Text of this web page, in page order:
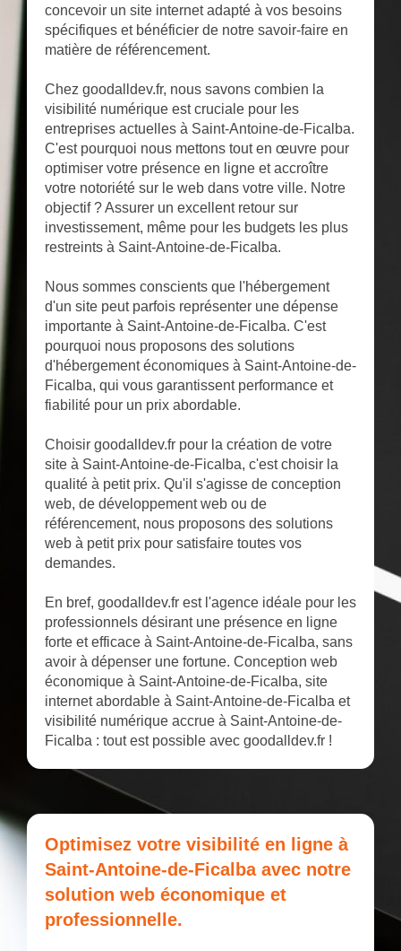
concevoir un site internet adapté à vos besoins
spécifiques et bénéficier de notre savoir-faire en
matière de référencement.
Chez goodalldev.fr, nous savons combien la
visibilité numérique est cruciale pour les
entreprises actuelles à Saint-Antoine-de-Ficalba.
C'est pourquoi nous mettons tout en œuvre pour
optimiser votre présence en ligne et accroître
votre notoriété sur le web dans votre ville. Notre
objectif ? Assurer un excellent retour sur
investissement, même pour les budgets les plus
restreints à Saint-Antoine-de-Ficalba.
Nous sommes conscients que l'hébergement
d'un site peut parfois représenter une dépense
importante à Saint-Antoine-de-Ficalba. C'est
pourquoi nous proposons des solutions
d'hébergement économiques à Saint-Antoine-de-
Ficalba, qui vous garantissent performance et
fiabilité pour un prix abordable.
Choisir goodalldev.fr pour la création de votre
site à Saint-Antoine-de-Ficalba, c'est choisir la
qualité à petit prix. Qu'il s'agisse de conception
web, de développement web ou de
référencement, nous proposons des solutions
web à petit prix pour satisfaire toutes vos
demandes.
En bref, goodalldev.fr est l'agence idéale pour les
professionnels désirant une présence en ligne
forte et efficace à Saint-Antoine-de-Ficalba, sans
avoir à dépenser une fortune. Conception web
économique à Saint-Antoine-de-Ficalba, site
internet abordable à Saint-Antoine-de-Ficalba et
visibilité numérique accrue à Saint-Antoine-de-
Ficalba : tout est possible avec goodalldev.fr !
Optimisez votre visibilité en ligne à
Saint-Antoine-de-Ficalba avec notre
solution web économique et
professionnelle.